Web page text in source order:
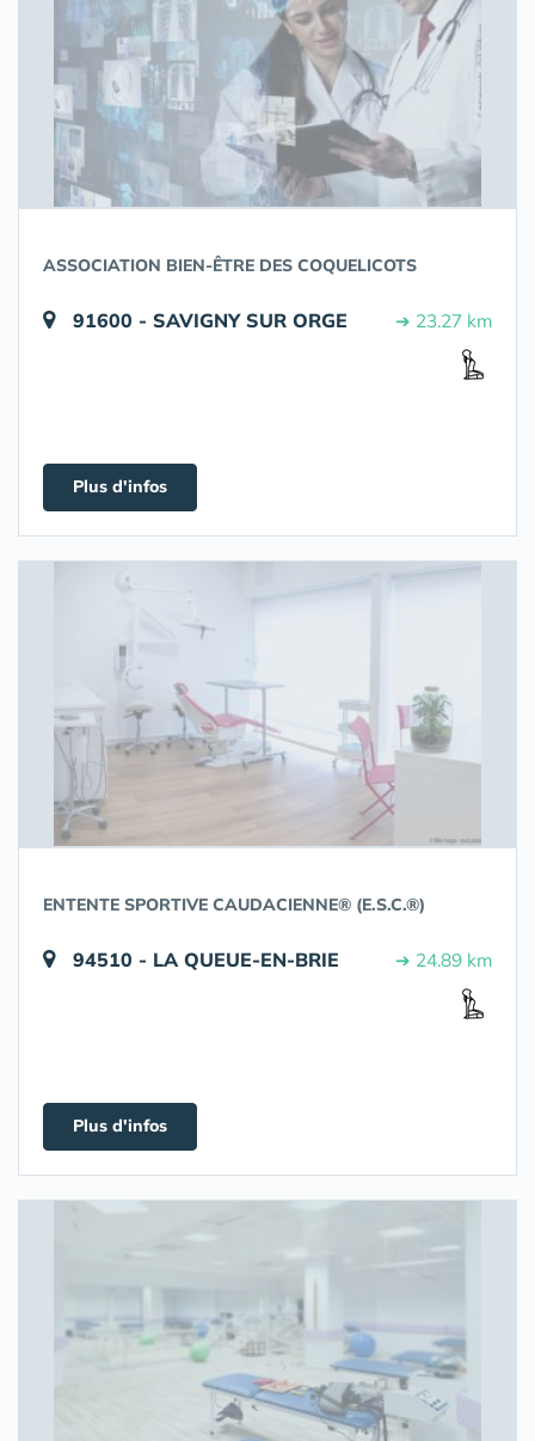
ASSOCIATION BIEN-ÊTRE DES COQUELICOTS
91600 - SAVIGNY SUR ORGE ➔ 23.27 km
Plus d'infos
ENTENTE SPORTIVE CAUDACIENNE® (E.S.C.®)
94510 - LA QUEUE-EN-BRIE ➔ 24.89 km
Plus d'infos